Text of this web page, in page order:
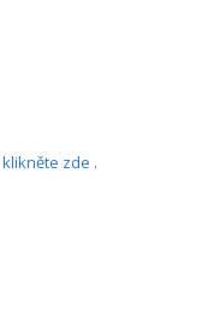
klikněte zde .